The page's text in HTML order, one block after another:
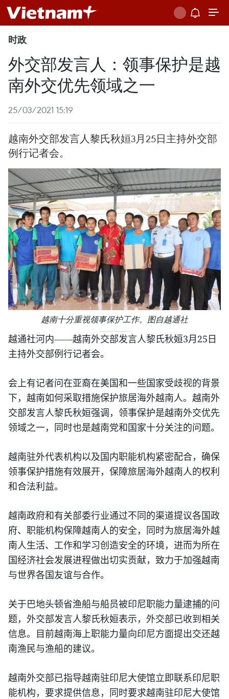
时政
外交部发言人：领事保护是越
南外交优先领域之一
25/03/2021 15:19
越南外交部发言人黎氏秋姮3月25日主持外交部
例行记者会。
越南十分重视领事保护工作。图自越通社
越通社河内——越南外交部发言人黎氏秋姮3月 25 日
主持外交部例行记者会。
会上有记者问在亚裔在美国和一些国家受歧视的背景
下，越南如何采取措施保护旅居海外越南人。越南外
交部发言人黎氏秋姮强调，领事保护是越南外交优先
领域之一，同时也是越南党和国家十分关注的问题。
越南驻外代表机构以及国内职能机构紧密配合，确保
领事保护措施有效展开，保障旅居海外越南人的权利
和合法利益。
越南政府和有关部委行业通过不同的渠道提议各国政
府、职能机构保障越南人的安全，同时为旅居海外越
南人生活、工作和学习创造安全的环境，进而为所在
国经济社会发展进程做出切实贡献，致力于加强越南
与世界各国友谊与合作。
关于巴地头顿省渔船与船员被印尼职能力量逮捕的问
题，外交部发言人黎氏秋姮表示，外交部已收到相关
信息。目前越南海上职能力量向印尼方面提出交还越
南渔民与渔船的建议。
越南外交部已指导越南驻印尼大使馆立即联系印尼职
能机构，要求提供信息，同时要求越南驻印尼大使馆